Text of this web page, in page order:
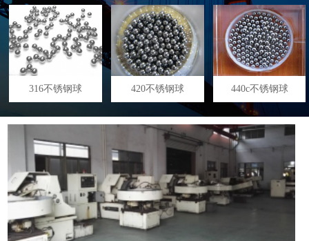
316不锈钢球 420不锈钢球 440c不锈钢球